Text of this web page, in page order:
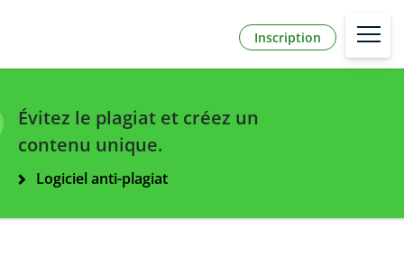
Inscription
Évitez le plagiat et créez un
contenu unique.
Logiciel anti-plagiat